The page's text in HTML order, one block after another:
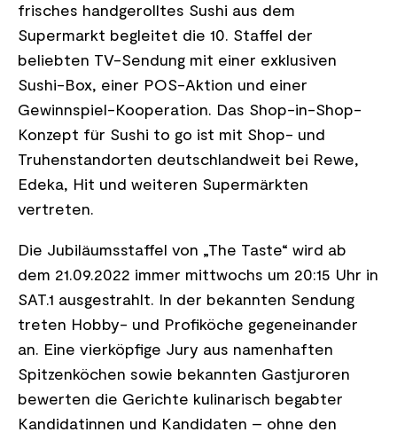
frisches handgerolltes Sushi aus dem
Supermarkt begleitet die 10. Staffel der
beliebten TV-Sendung mit einer exklusiven
Sushi-Box, einer POS-Aktion und einer
Gewinnspiel-Kooperation. Das Shop-in-Shop-
Konzept für Sushi to go ist mit Shop- und
Truhenstandorten deutschlandweit bei Rewe,
Edeka, Hit und weiteren Supermärkten
vertreten.
Die Jubiläumsstaffel von „The Taste“ wird ab
dem 21.09.2022 immer mittwochs um 20:15 Uhr in
SAT.1 ausgestrahlt. In der bekannten Sendung
treten Hobby- und Profiköche gegeneinander
an. Eine vierköpfige Jury aus namenhaften
Spitzenköchen sowie bekannten Gastjuroren
bewerten die Gerichte kulinarisch begabter
Kandidatinnen und Kandidaten – ohne den